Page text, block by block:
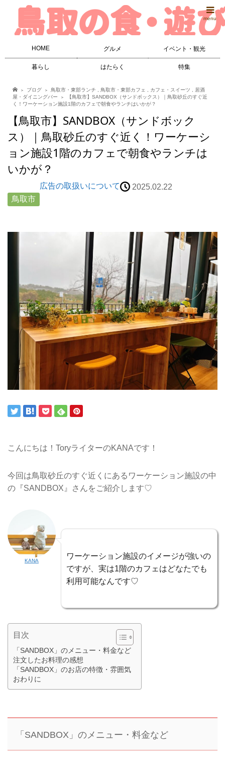
menu
HOME グルメ イベント・観光
暮らし はたらく 特集
ブログ 鳥取市・東部ランチ 鳥取市・東部カフェ カフェ・スイーツ
居酒
屋・ダイニングバー
【鳥取市】SANDBOX（サンドボックス）｜鳥取砂丘のすぐ近
く！ワーケーション施設1階のカフェで朝食やランチはいかが？
【鳥取市】SANDBOX（サンドボック
ス）｜鳥取砂丘のすぐ近く！ワーケーシ
ョン施設1階のカフェで朝食やランチは
いかが？
鳥取市
広告の取扱いについて 2025.02.22
こんにちは！ToryライターのKANAです！
今回は鳥取砂丘のすぐ近くにあるワーケーション施設の中
の『SANDBOX』さんをご紹介します♡
KANA
ワーケーション施設のイメージが強いの
ですが、実は1階のカフェはどなたでも
利用可能なんです♡
目次
「SANDBOX」のメニュー・料金など
注文したお料理の感想
「SANDBOX」のお店の特徴・雰囲気
おわりに
「SANDBOX」のメニュー・料金など